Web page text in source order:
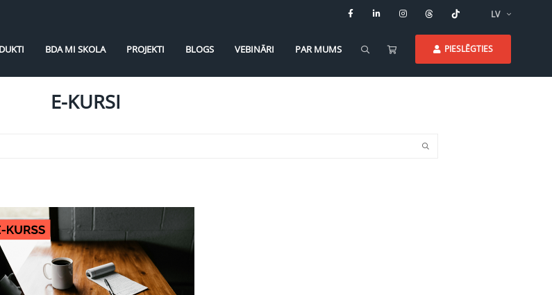
LV
BDA MI SKOLA PROJEKTI BLOGS VEBINĀRI PAR MUMS PIESLĒGTIES
E-KURSI